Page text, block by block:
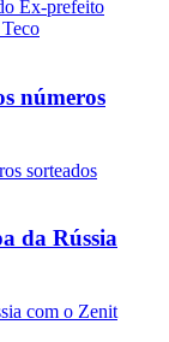
números
da Rússia